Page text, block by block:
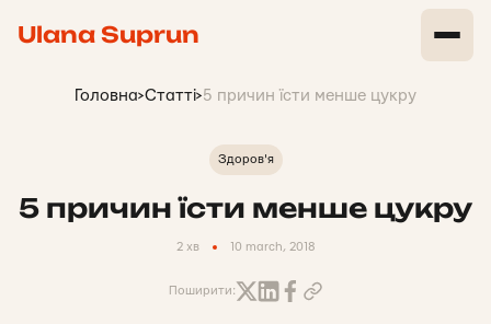
Ulana Suprun
Головна>Статті>5 причин їсти менше цукру
Здоров'я
5 причин їсти менше цукру
2 хв 10 march, 2018
Поширити: